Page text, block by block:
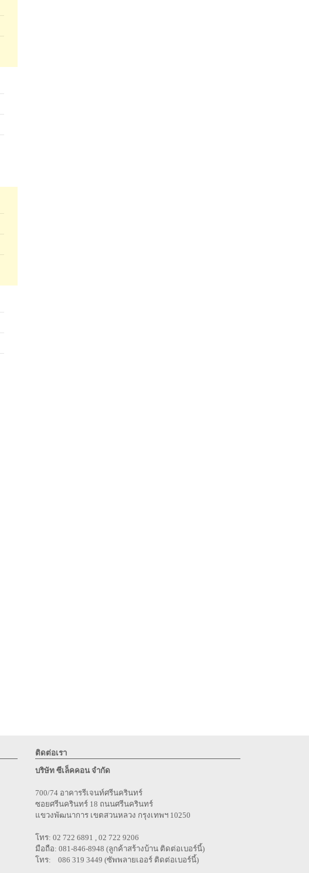
ติดต่อเรา
บริษัท ซีเล็คคอน จำกัด
700/74 อาคารรีเจนท์ศรีนครินทร์
ซอยศรีนครินทร์ 18 ถนนศรีนครินทร์
แขวงพัฒนาการ เขตสวนหลวง กรุงเทพฯ 10250
โทร: 02 722 6891 , 02 722 9206
มือถือ: 081-846-8948 (ลูกค้าสร้างบ้าน ติดต่อเบอร์นี้)
โทร: 086 319 3449 (ซัพพลายเออร์ ติดต่อเบอร์นี้)